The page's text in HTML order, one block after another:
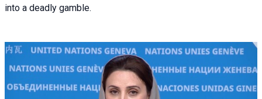
into a deadly gamble.